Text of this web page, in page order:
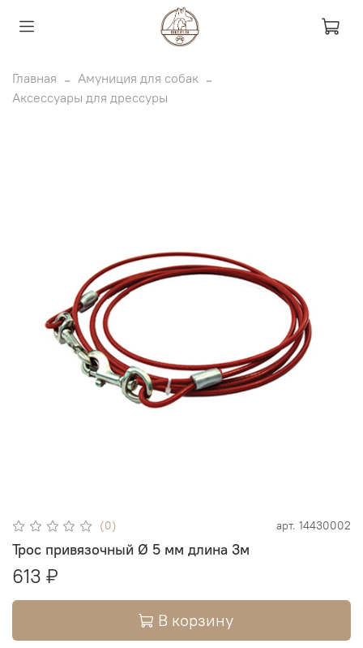
Главная
Амуниция для собак
Аксессуары для дрессуры
(0) арт. 14430002
Трос привязочный Ø 5 мм длина 3м
613 ₽
В корзину